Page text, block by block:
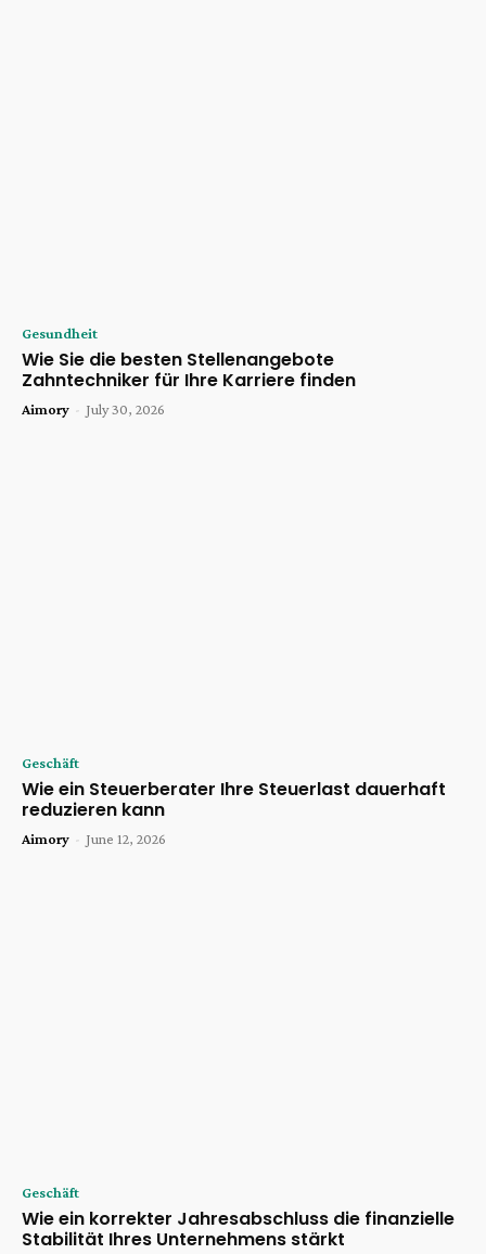
Gesundheit
Wie Sie die besten Stellenangebote
Zahntechniker für Ihre Karriere finden
Aimory - July 30, 2026
Geschäft
Wie ein Steuerberater Ihre Steuerlast dauerhaft
reduzieren kann
Aimory - June 12, 2026
Geschäft
Wie ein korrekter Jahresabschluss die finanzielle
Stabilität Ihres Unternehmens stärkt